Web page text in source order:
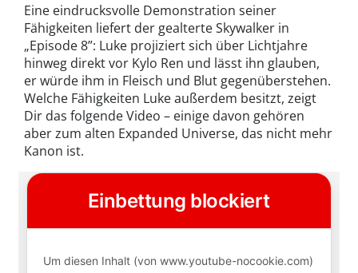
Eine eindrucksvolle Demonstration seiner
Fähigkeiten liefert der gealterte Skywalker in
„Episode 8”: Luke projiziert sich über Lichtjahre
hinweg direkt vor Kylo Ren und lässt ihn glauben,
er würde ihm in Fleisch und Blut gegenüberstehen.
Welche Fähigkeiten Luke außerdem besitzt, zeigt
Dir das folgende Video – einige davon gehören
aber zum alten Expanded Universe, das nicht mehr
Kanon ist.